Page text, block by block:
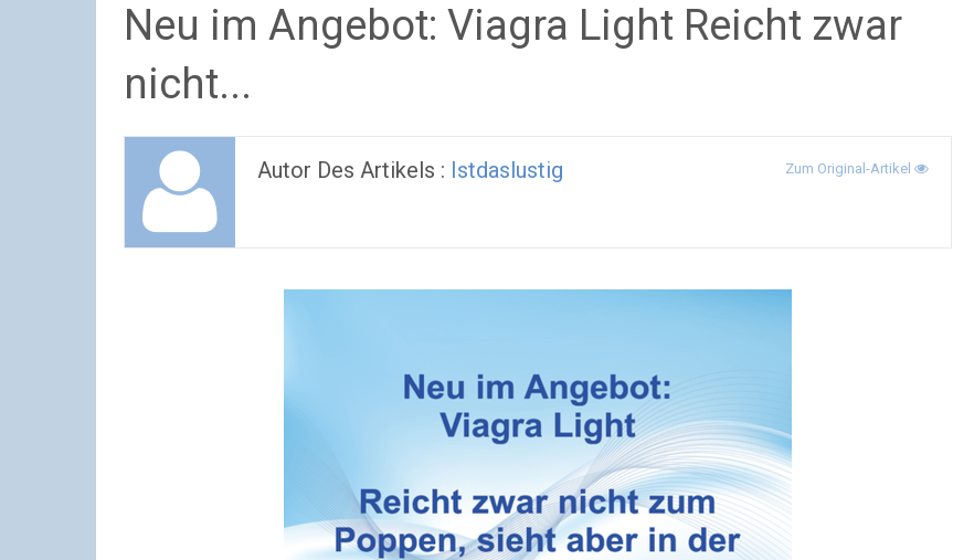
Neu im Angebot: Viagra Light Reicht zwar
nicht...
Autor Des Artikels : Istdaslustig Zum Original-Artikel